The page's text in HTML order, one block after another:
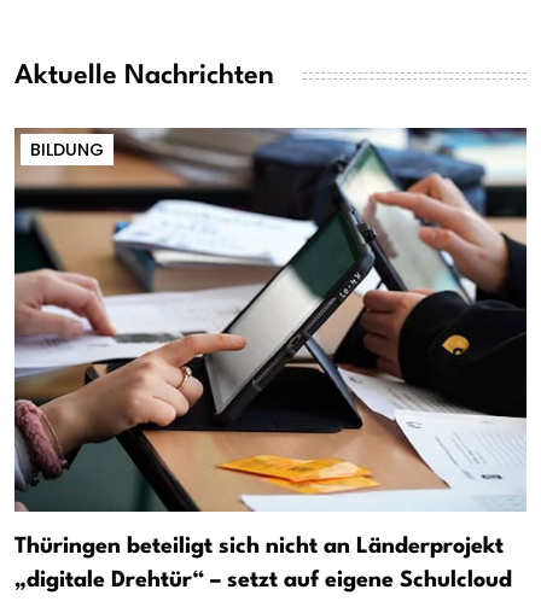
Aktuelle Nachrichten
BILDUNG
Thüringen beteiligt sich nicht an Länderprojekt
„digitale Drehtür“ – setzt auf eigene Schulcloud